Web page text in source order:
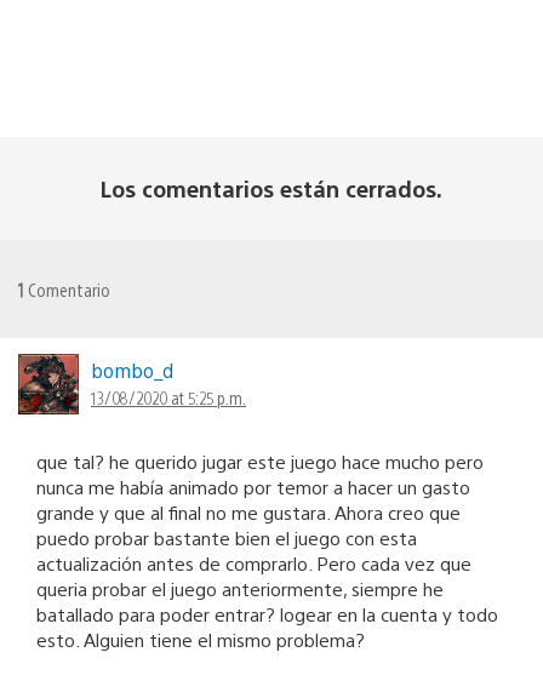
Los comentarios están cerrados.
1 Comentario
bombo_d
13/08/2020 at 5:25 p.m.
que tal? he querido jugar este juego hace mucho pero
nunca me había animado por temor a hacer un gasto
grande y que al final no me gustara. Ahora creo que
puedo probar bastante bien el juego con esta
actualización antes de comprarlo. Pero cada vez que
queria probar el juego anteriormente, siempre he
batallado para poder entrar? logear en la cuenta y todo
esto. Alguien tiene el mismo problema?